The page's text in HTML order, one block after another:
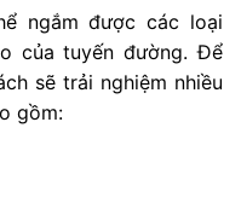
ngắm được các loại
của tuyến đường. Để
sẽ trải nghiệm nhiều
gồm: